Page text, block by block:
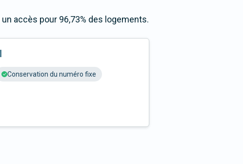
accès pour 96,73% des logements.
Conservation du numéro fixe